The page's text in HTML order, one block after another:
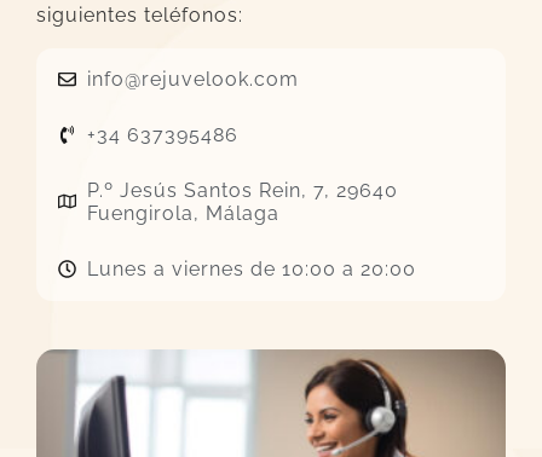
siguientes teléfonos:
info@rejuvelook.com
+34 637395486
P.º Jesús Santos Rein, 7, 29640
Fuengirola, Málaga
Lunes a viernes de 10:00 a 20:00